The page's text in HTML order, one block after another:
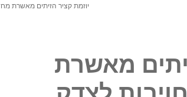
יוזמת קציר הזיתים מאשרת
מאשרת